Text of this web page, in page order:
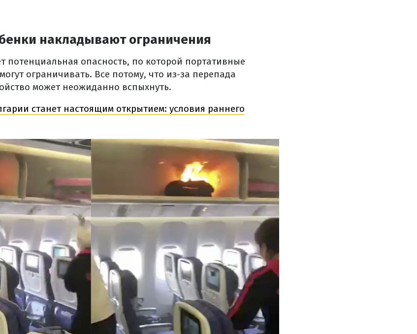
накладывают ограничения
потенциальная опасность, по которой портативные
ограничивать. Все потому, что из-за перепада
может неожиданно вспыхнуть.
станет настоящим открытием: условия раннего